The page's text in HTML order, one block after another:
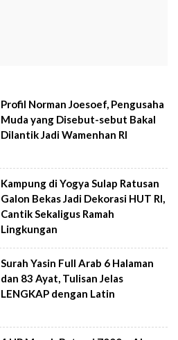
Profil Norman Joesoef, Pengusaha
Muda yang Disebut-sebut Bakal
Dilantik Jadi Wamenhan RI
Kampung di Yogya Sulap Ratusan
Galon Bekas Jadi Dekorasi HUT RI,
Cantik Sekaligus Ramah
Lingkungan
Surah Yasin Full Arab 6 Halaman
dan 83 Ayat, Tulisan Jelas
LENGKAP dengan Latin